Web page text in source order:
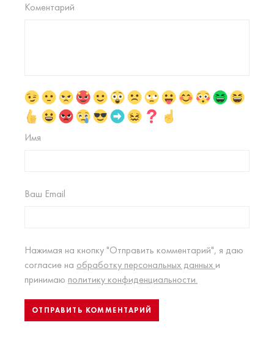
Коментарий
Имя
Ваш Email
Нажимая на кнопку "Отправить комментарий", я даю
согласие на обработку персональных данных и
принимаю политику конфиденциальности.